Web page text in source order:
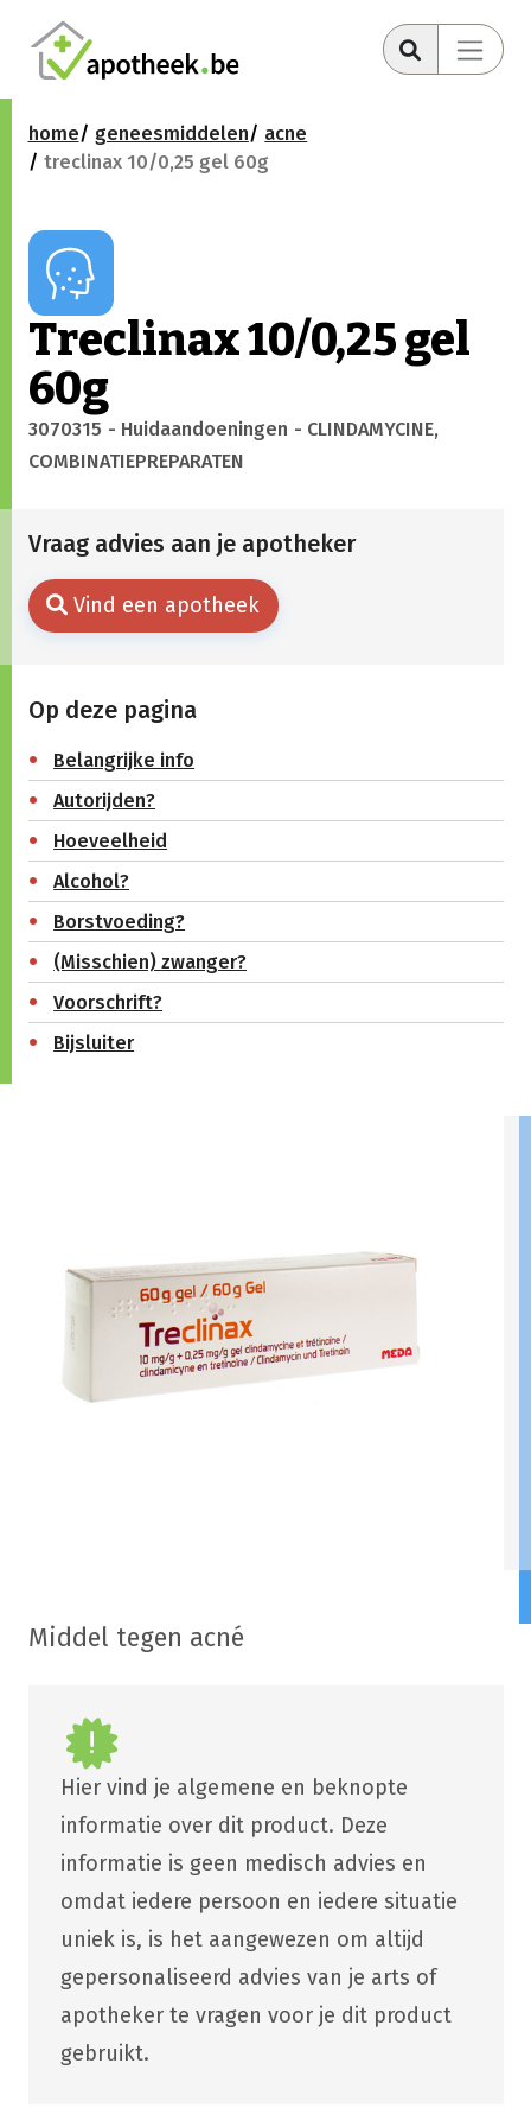
home geneesmiddelen
acne
treclinax 10/0,25 gel 60g
Treclinax 10/0,25 gel
60g
3070315 - Huidaandoeningen - CLINDAMYCINE,
COMBINATIEPREPARATEN
Vraag advies aan je apotheker
Vind een apotheek
Op deze pagina
Belangrijke info
Autorijden?
Hoeveelheid
Alcohol?
Borstvoeding?
(Misschien) zwanger?
Voorschrift?
Bijsluiter
Middel tegen acné
Hier vind je algemene en beknopte
informatie over dit product. Deze
informatie is geen medisch advies en
omdat iedere persoon en iedere situatie
uniek is, is het aangewezen om altijd
gepersonaliseerd advies van je arts of
apotheker te vragen voor je dit product
gebruikt.